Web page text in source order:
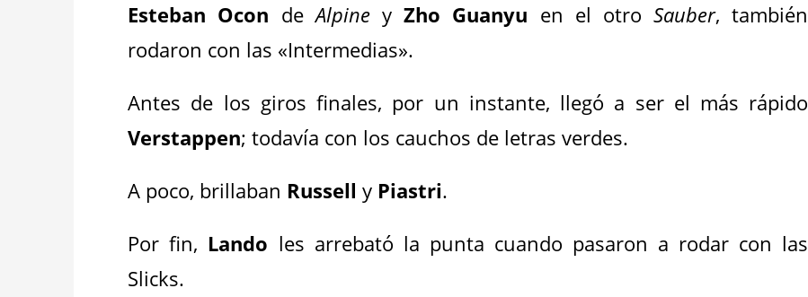
Esteban Ocon deAlpineyZho Guanyu en el otroSauber, también
rodaron con las «Intermedias».
Antes de los giros finales, por un instante, llegó a ser el más rápido
Verstappen; todavía con los cauchos de letras verdes.
A poco, brillaban Russell y Piastri.
Por fin, Lando les arrebató la punta cuando pasaron a rodar con las
Slicks.